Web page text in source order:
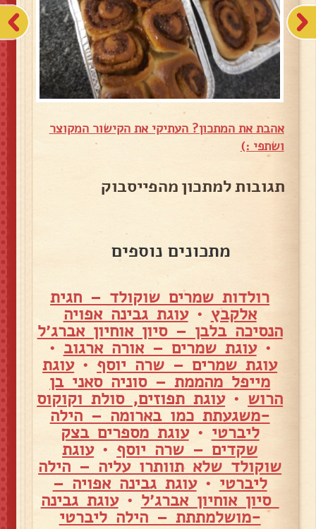
אהבת את המתכון? העתיקי את הקישור המקוצר
ושתפי :)
תגובות למתכון מהפייסבוק
מתכונים נוספים
רולדות שמרים שוקולד – חגית
אלקבץ •עוגת גבינה אפויה
הנסיכה בלבן – סיון אוחיון אברג׳ל
•עוגת שמרים – אורה ארגוב •
עוגת שמרים – שרה יוסף •עוגת
מייפל מהממת – סוניה סאני בן
הרוש •עוגת תפוזים, סולת וקוקוס
-משגעתת כמו בארומה – הילה
ליברטי •עוגת מספרים בצק
שקדים – שרה יוסף •עוגת
שוקולד שלא תוותרו עליה – הילה
ליברטי •עוגת גבינה אפויה –
סיון אוחיון אברג׳ל •עוגת גבינה
-מושלמתתת – הילה ליברטי